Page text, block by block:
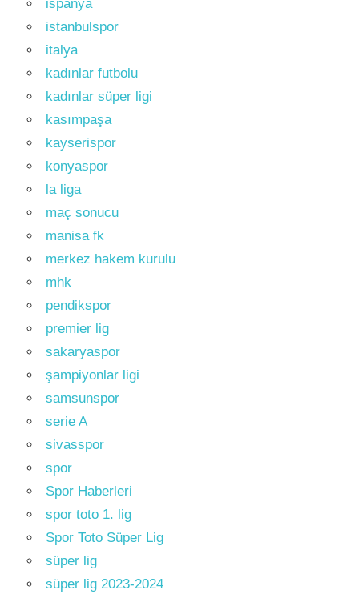
ispanya
istanbulspor
italya
kadınlar futbolu
kadınlar süper ligi
kasımpaşa
kayserispor
konyaspor
la liga
maç sonucu
manisa fk
merkez hakem kurulu
mhk
pendikspor
premier lig
sakaryaspor
şampiyonlar ligi
samsunspor
serie A
sivasspor
spor
Spor Haberleri
spor toto 1. lig
Spor Toto Süper Lig
süper lig
süper lig 2023-2024